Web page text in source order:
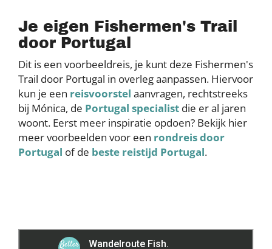
Je eigen Fishermen's Trail
door Portugal
Dit is een voorbeeldreis, je kunt deze Fishermen's
Trail door Portugal in overleg aanpassen. Hiervoor
kun je een reisvoorstel aanvragen, rechtstreeks
bij Mónica, de Portugal specialist die er al jaren
woont. Eerst meer inspiratie opdoen? Bekijk hier
meer voorbeelden voor een rondreis door
Portugal of de beste reistijd Portugal.